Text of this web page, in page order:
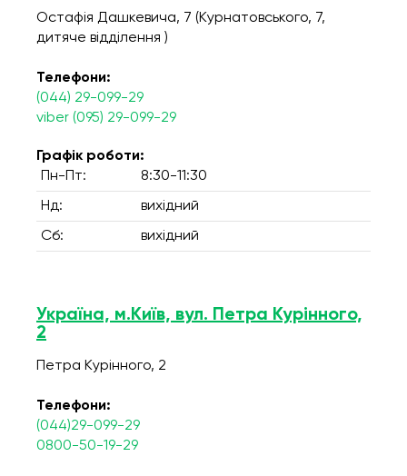
Остафія Дашкевича, 7 (Курнатовського, 7,
дитяче відділення )
Телефони:
(044) 29-099-29
viber (095) 29-099-29
Графік роботи:
Пн-Пт:
8:30-11:30
Нд: вихідний
Сб: вихідний
Україна, м.Київ, вул. Петра Курінного,
2
Петра Курінного, 2
Телефони:
(044)29-099-29
0800-50-19-29